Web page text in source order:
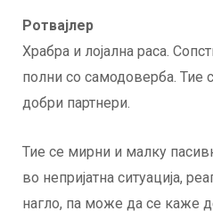
Ротвајлер
Храбра и лојална раса.
полни со самодоверба. Тие
добри партнери.
Тие се мирни и малку
во непријатна ситуација,
нагло, па може да се каже